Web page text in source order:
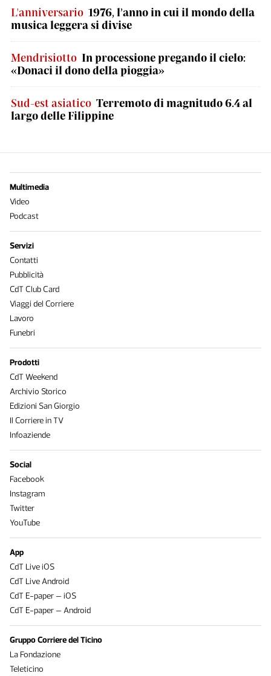
L'anniversario 1976, l’anno in cui il mondo della
musica leggera si divise
Mendrisiotto In processione pregando il cielo:
«Donaci il dono della pioggia»
Sud-est asiatico Terremoto di magnitudo 6.4 al
largo delle Filippine
Multimedia
Video
Podcast
Servizi
Contatti
Pubblicità
CdT Club Card
Viaggi del Corriere
Lavoro
Funebri
Prodotti
CdT Weekend
Archivio Storico
Edizioni San Giorgio
Il Corriere in TV
Infoaziende
Social
Facebook
Instagram
Twitter
YouTube
App
CdT Live iOS
CdT Live Android
CdT E-paper – iOS
CdT E-paper – Android
Gruppo Corriere del Ticino
La Fondazione
Teleticino